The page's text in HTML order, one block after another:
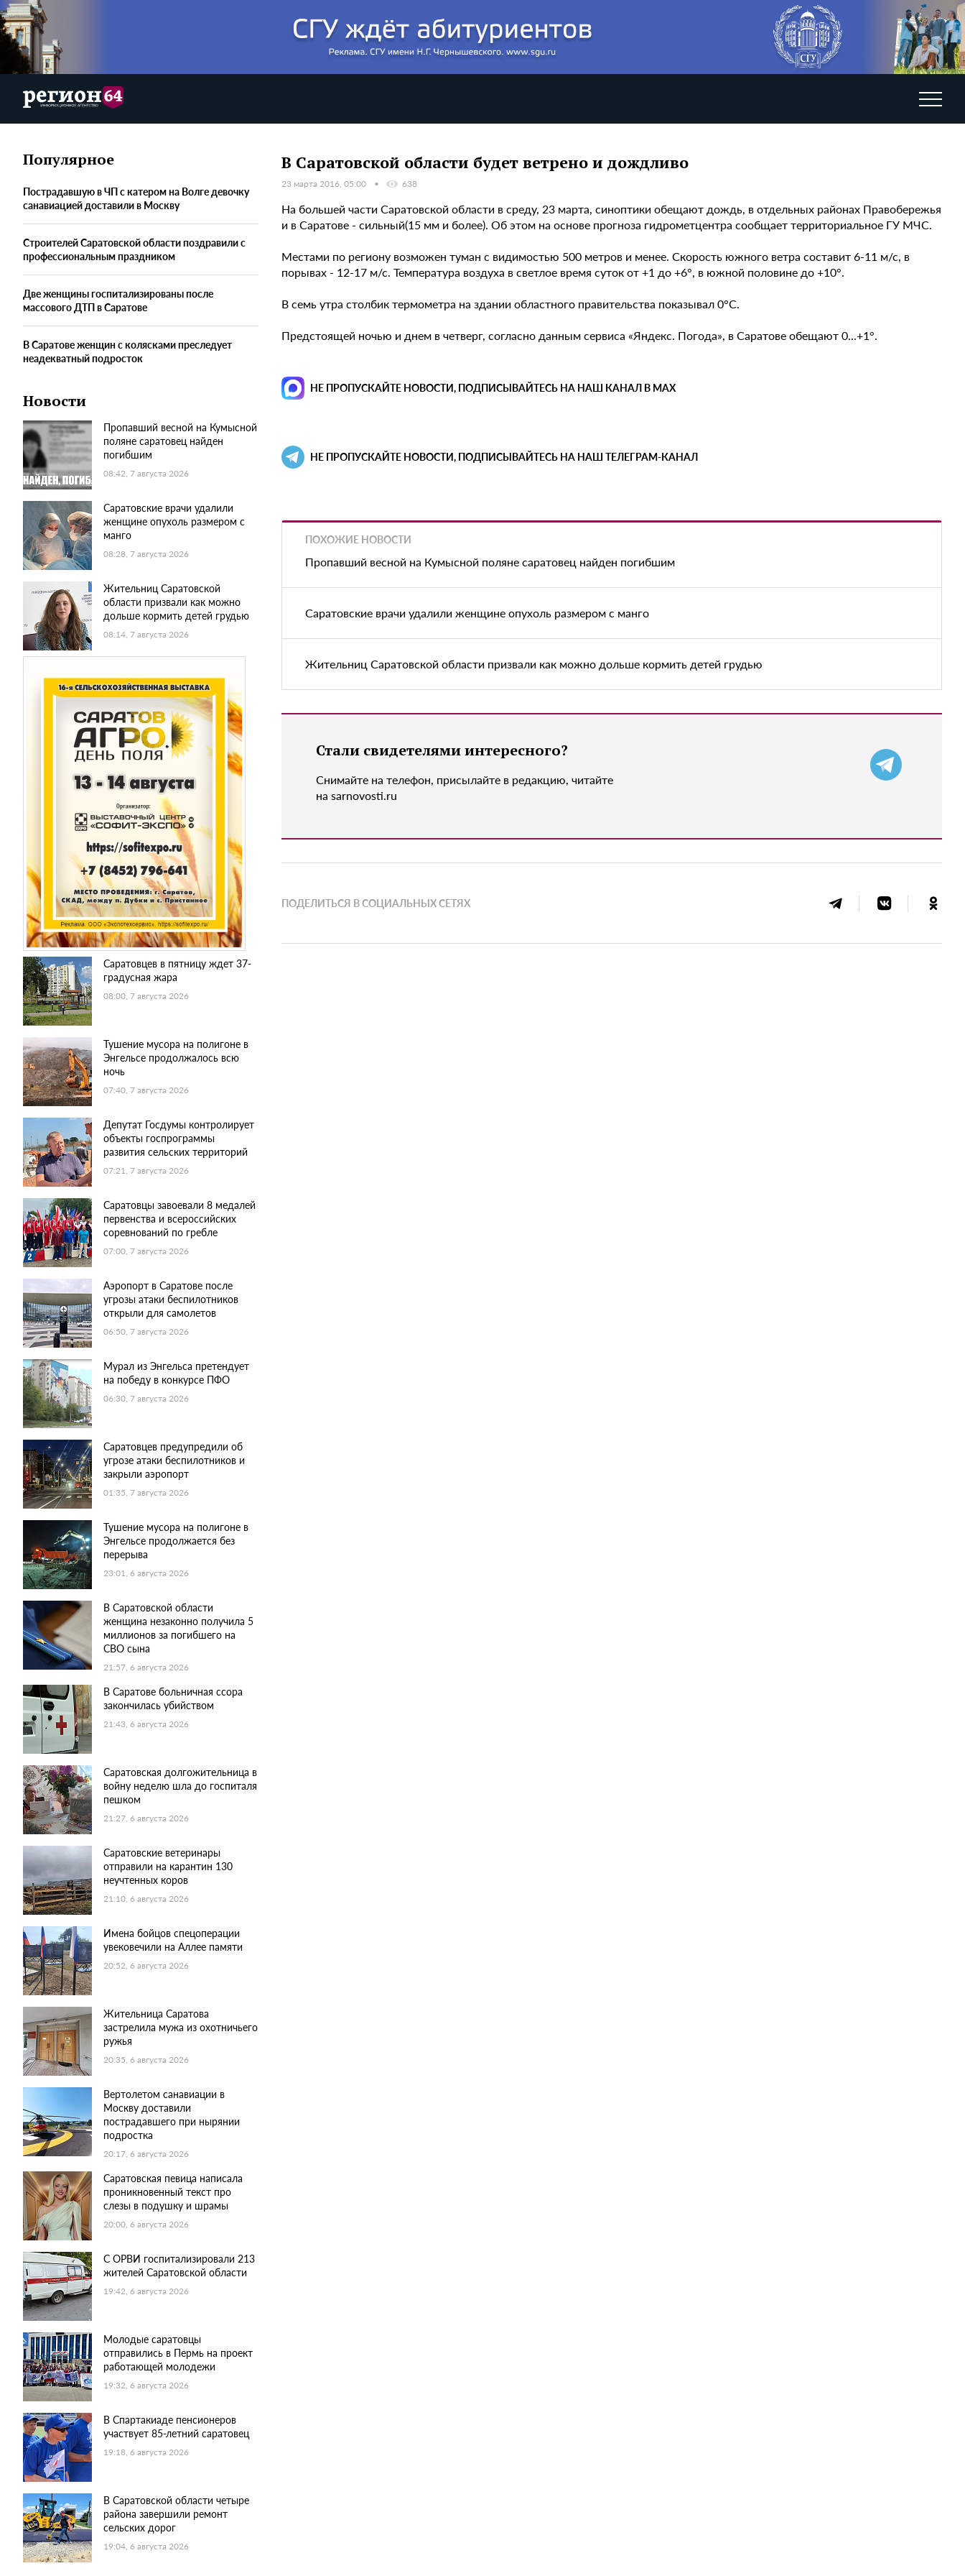
Популярное
Пострадавшую в ЧП с катером на Волге девочку
санавиацией доставили в Москву
Строителей Саратовской области поздравили с
профессиональным праздником
Две женщины госпитализированы после
массового ДТП в Саратове
В Саратове женщин с колясками преследует
неадекватный подросток
Новости
Пропавший весной на Кумысной
поляне саратовец найден
погибшим
08:42, 7 августа 2026
Саратовские врачи удалили
женщине опухоль размером с
манго
08:28, 7 августа 2026
Жительниц Саратовской
области призвали как можно
дольше кормить детей грудью
08:14, 7 августа 2026
Саратовцев в пятницу ждет 37-
градусная жара
08:00, 7 августа 2026
Тушение мусора на полигоне в
Энгельсе продолжалось всю
ночь
07:40, 7 августа 2026
Депутат Госдумы контролирует
объекты госпрограммы
развития сельских территорий
07:21, 7 августа 2026
Саратовцы завоевали 8 медалей
первенства и всероссийских
соревнований по гребле
07:00, 7 августа 2026
Аэропорт в Саратове после
угрозы атаки беспилотников
открыли для самолетов
06:50, 7 августа 2026
Мурал из Энгельса претендует
на победу в конкурсе ПФО
06:30, 7 августа 2026
Саратовцев предупредили об
угрозе атаки беспилотников и
закрыли аэропорт
01:35, 7 августа 2026
Тушение мусора на полигоне в
Энгельсе продолжается без
перерыва
23:01, 6 августа 2026
В Саратовской области
женщина незаконно получила 5
миллионов за погибшего на
СВО сына
21:57, 6 августа 2026
В Саратове больничная ссора
закончилась убийством
21:43, 6 августа 2026
Саратовская долгожительница в
войну неделю шла до госпиталя
пешком
21:27, 6 августа 2026
Саратовские ветеринары
отправили на карантин 130
неучтенных коров
21:10, 6 августа 2026
Имена бойцов спецоперации
увековечили на Аллее памяти
20:52, 6 августа 2026
Жительница Саратова
застрелила мужа из охотничьего
ружья
20:35, 6 августа 2026
Вертолетом санавиации в
Москву доставили
пострадавшего при нырянии
подростка
20:17, 6 августа 2026
Саратовская певица написала
проникновенный текст про
слезы в подушку и шрамы
20:00, 6 августа 2026
С ОРВИ госпитализировали 213
жителей Саратовской области
19:42, 6 августа 2026
Молодые саратовцы
отправились в Пермь на проект
работающей молодежи
19:32, 6 августа 2026
В Спартакиаде пенсионеров
участвует 85-летний саратовец
19:18, 6 августа 2026
В Саратовской области четыре
района завершили ремонт
сельских дорог
19:04, 6 августа 2026
В Саратовской области будет ветрено и дождливо
23 марта 2016, 05:00 638
На большей части Саратовской области в среду, 23 марта, синоптики обещают дождь, в отдельных районах Правобережья
и в Саратове - сильный(15 мм и более). Об этом на основе прогноза гидрометцентра сообщает территориальное ГУ МЧС.
Местами по региону возможен туман с видимостью 500 метров и менее. Скорость южного ветра составит 6-11 м/с, в
порывах - 12-17 м/с. Температура воздуха в светлое время суток от +1 до +6°, в южной половине до +10°.
В семь утра столбик термометра на здании областного правительства показывал 0°C.
Предстоящей ночью и днем в четверг, согласно данным сервиса «Яндекс. Погода», в Саратове обещают 0...+1°.
НЕ ПРОПУСКАЙТЕ НОВОСТИ, ПОДПИСЫВАЙТЕСЬ НА НАШ КАНАЛ В MAX
НЕ ПРОПУСКАЙТЕ НОВОСТИ, ПОДПИСЫВАЙТЕСЬ НА НАШ ТЕЛЕГРАМ-КАНАЛ
ПОХОЖИЕ НОВОСТИ
Пропавший весной на Кумысной поляне саратовец найден погибшим
Саратовские врачи удалили женщине опухоль размером с манго
Жительниц Саратовской области призвали как можно дольше кормить детей грудью
Стали свидетелями интересного?
Снимайте на телефон, присылайте в редакцию, читайте
на sarnovosti.ru
ПОДЕЛИТЬСЯ В СОЦИАЛЬНЫХ СЕТЯХ